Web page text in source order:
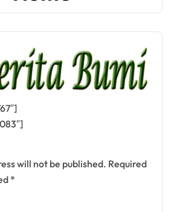
will not be published. Required
*